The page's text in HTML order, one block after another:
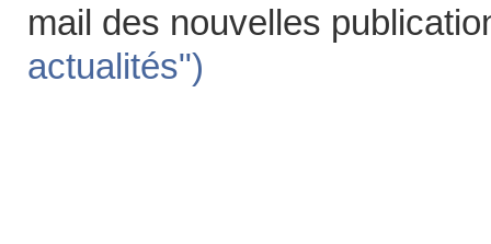
mail des nouvelles
actualités")